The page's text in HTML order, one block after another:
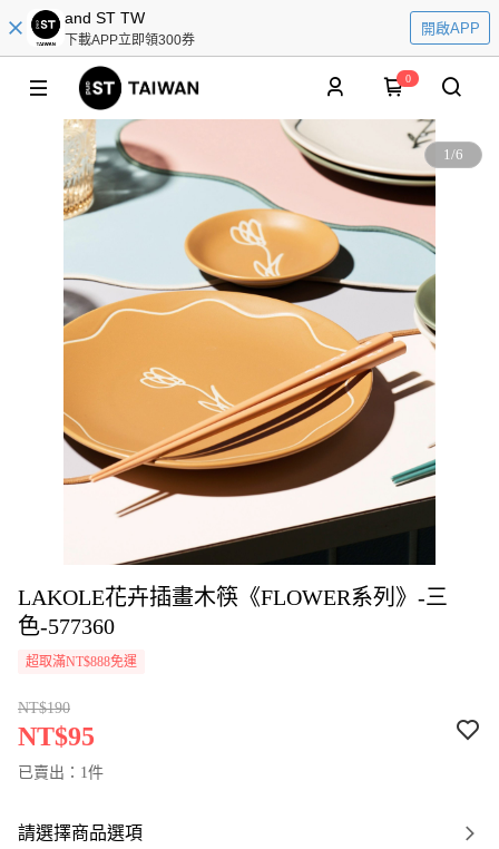
and ST TW
下載APP立即領300券
開啟APP
0
1/6
LAKOLE花卉插畫木筷《FLOWER系列》-三
色-577360
超取滿NT$888免運
NT$190
NT$95
已賣出：1件
請選擇商品選項